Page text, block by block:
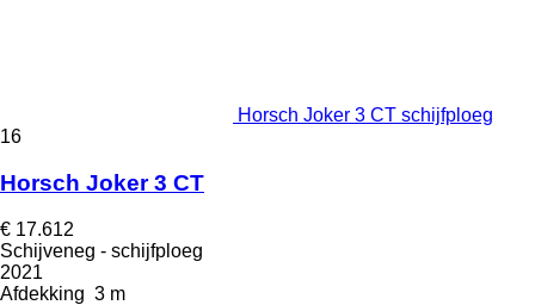
Horsch Joker 3 CT schijfploeg
16
Horsch Joker 3 CT
€ 17.612
Schijveneg - schijfploeg
2021
Afdekking 3 m